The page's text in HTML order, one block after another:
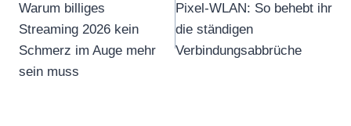
Warum billiges
Streaming 2026 kein
Schmerz im Auge mehr
sein muss
Pixel-WLAN: So behebt ihr
die ständigen
Verbindungsabbrüche